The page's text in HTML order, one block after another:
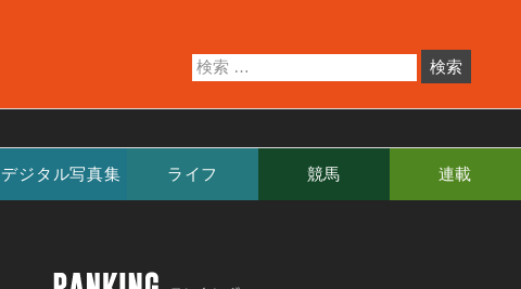
デジタル写真集 ライフ 競馬 連載